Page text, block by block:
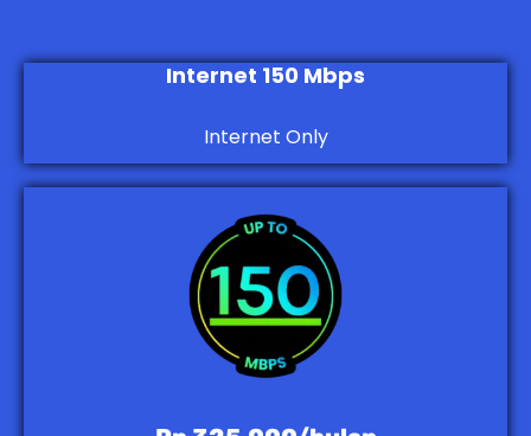
Internet 150 Mbps
Internet Only